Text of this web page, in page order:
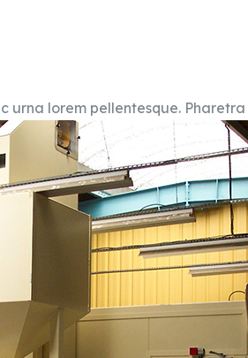
urna lorem pellentesque.